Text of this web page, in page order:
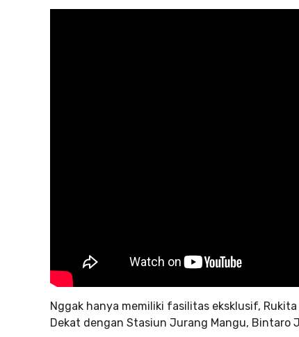
Nggak hanya memiliki fasilitas eksklusif,
Dekat dengan Stasiun Jurang Mangu, Bintaro